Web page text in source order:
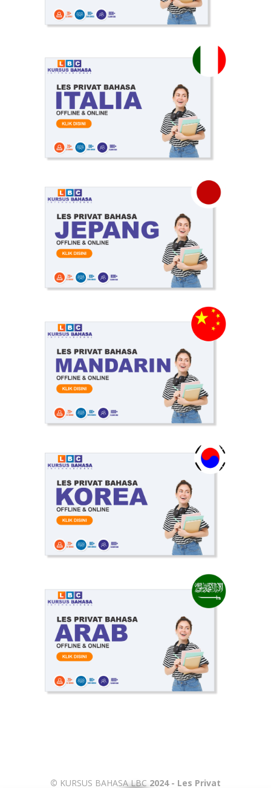
© KURSUS BAHASA LBC 2024 - Les Privat